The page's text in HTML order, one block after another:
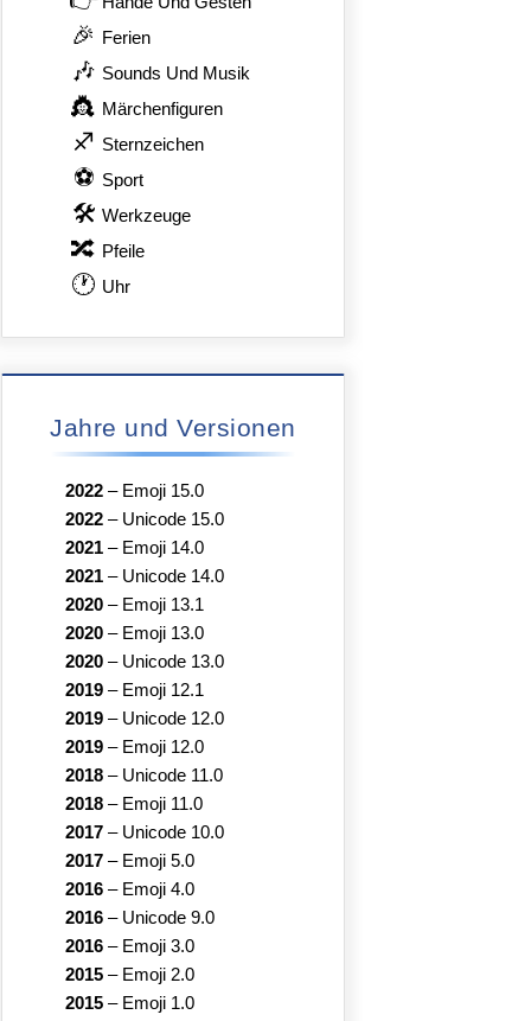
🎉 Ferien
🎶 Sounds Und Musik
👸 Märchenfiguren
♐ Sternzeichen
⚽ Sport
🛠 Werkzeuge
🔀 Pfeile
🕐 Uhr
Jahre und Versionen
2022 – Emoji 15.0
2022 – Unicode 15.0
2021 – Emoji 14.0
2021 – Unicode 14.0
2020 – Emoji 13.1
2020 – Emoji 13.0
2020 – Unicode 13.0
2019 – Emoji 12.1
2019 – Unicode 12.0
2019 – Emoji 12.0
2018 – Unicode 11.0
2018 – Emoji 11.0
2017 – Unicode 10.0
2017 – Emoji 5.0
2016 – Emoji 4.0
2016 – Unicode 9.0
2016 – Emoji 3.0
2015 – Emoji 2.0
2015 – Emoji 1.0